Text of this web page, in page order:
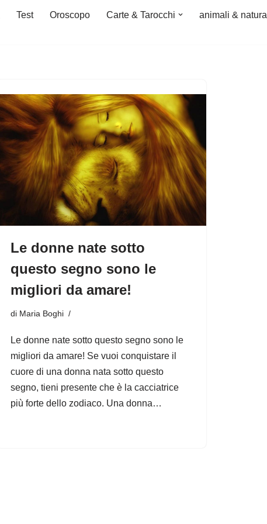
Test Oroscopo Carte & Tarocchi animali & natura
Le donne nate sotto
questo segno sono le
migliori da amare!
di Maria Boghi
Le donne nate sotto questo segno sono le
migliori da amare! Se vuoi conquistare il
cuore di una donna nata sotto questo
segno, tieni presente che è la cacciatrice
più forte dello zodiaco. Una donna…